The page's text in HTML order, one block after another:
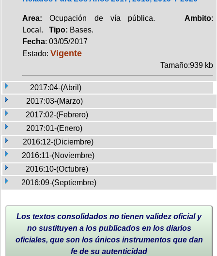
Area: Ocupación de vía pública. Ambito:
Local. Tipo: Bases.
Fecha: 03/05/2017
Estado: Vigente
Tamaño:939 kb
2017:04-(Abril)
2017:03-(Marzo)
2017:02-(Febrero)
2017:01-(Enero)
2016:12-(Diciembre)
2016:11-(Noviembre)
2016:10-(Octubre)
2016:09-(Septiembre)
Los textos consolidados no tienen validez oficial y
no sustituyen a los publicados en los diarios
oficiales, que son los únicos instrumentos que dan
fe de su autenticidad